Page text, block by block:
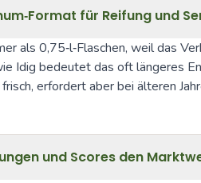
für Reifung und
als 0,75‑l‑Flaschen, weil das
Idig bedeutet das oft längeres
erfordert aber bei älteren
und Scores den